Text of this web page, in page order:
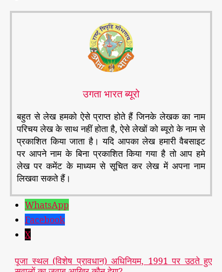
उगता भारत ब्यूरो
बहुत से लेख हमको ऐसे प्राप्त होते हैं जिनके लेखक का नाम
परिचय लेख के साथ नहीं होता है, ऐसे लेखों को ब्यूरो के नाम से
प्रकाशित किया जाता है। यदि आपका लेख हमारी वैबसाइट
पर आपने नाम के बिना प्रकाशित किया गया है तो आप हमे
लेख पर कमेंट के माध्यम से सूचित कर लेख में अपना नाम
लिखवा सकते हैं।
WhatsApp
Facebook
X
पूजा स्थल (विशेष प्रावधान) अधिनियम, 1991 पर उठते हुए